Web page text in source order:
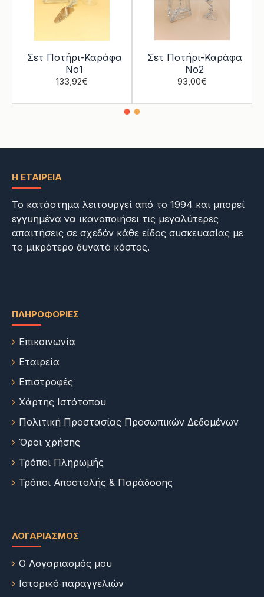
Σετ Ποτήρι-Καράφα
Νο1
133,92€
Σετ Ποτήρι-Καράφα
Νο2
93,00€
Η ΕΤΑΙΡΕΊΑ
Το κατάστημα λειτουργεί από το 1994 και μπορεί
εγγυημένα να ικανοποιήσει τις μεγαλύτερες
απαιτήσεις σε σχεδόν κάθε είδος συσκευασίας με
το μικρότερο δυνατό κόστος.
ΠΛΗΡΟΦΟΡΊΕΣ
Επικοινωνία
Εταιρεία
Επιστροφές
Χάρτης Ιστότοπου
Πολιτική Προστασίας Προσωπικών Δεδομένων
Όροι χρήσης
Τρόποι Πληρωμής
Τρόποι Αποστολής & Παράδοσης
ΛΟΓΑΡΙΑΣΜΌΣ
Ο Λογαριασμός μου
Ιστορικό παραγγελιών